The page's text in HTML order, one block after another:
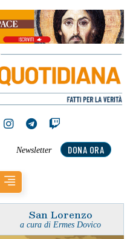
DONA ORA
Newsletter
San Lorenzo
a cura di Ermes Dovico